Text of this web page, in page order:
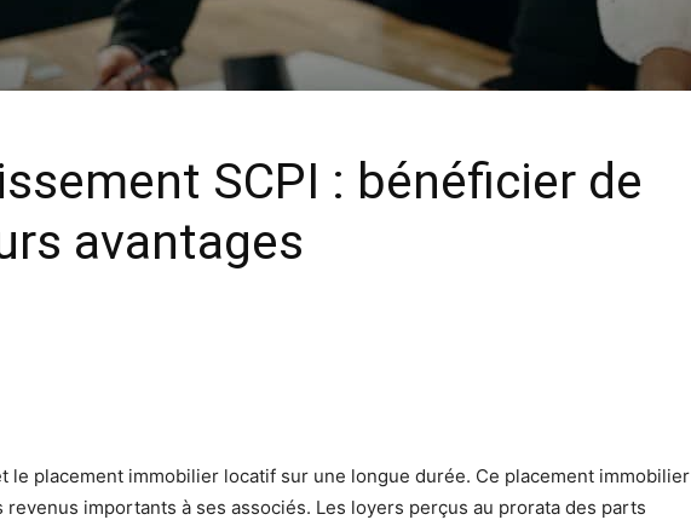
SCPI : bénéficier de
avantages
le placement immobilier locatif sur une longue durée. Ce placement immobilier
importants à ses associés. Les loyers perçus au prorata des parts